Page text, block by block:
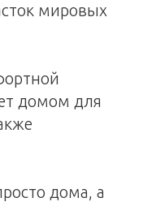
мировых
домом для
дома, а